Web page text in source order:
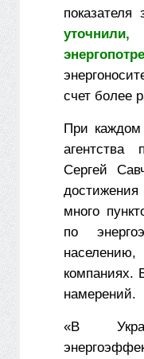
счет более
При каждом
агентства
Сергей
много
по
компаниях.
намерений.
«В